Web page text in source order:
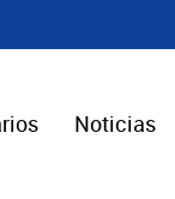
Noticias